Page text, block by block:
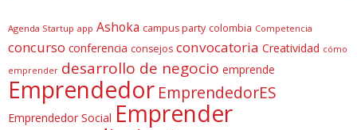
Agenda Startup app Ashoka campus party colombia Competencia
concurso conferencia consejos convocatoria Creatividad cómo
emprender desarrollo de negocio emprende
Emprendedor EmprendedorES
Emprendedor Social Emprender